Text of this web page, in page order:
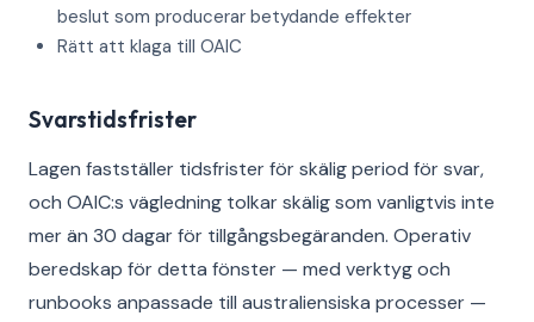
beslut som producerar betydande effekter
Rätt att klaga till OAIC
Svarstidsfrister
Lagen fastställer tidsfrister för skälig period för svar,
och OAIC:s vägledning tolkar skälig som vanligtvis inte
mer än 30 dagar för tillgångsbegäranden. Operativ
beredskap för detta fönster — med verktyg och
runbooks anpassade till australiensiska processer —